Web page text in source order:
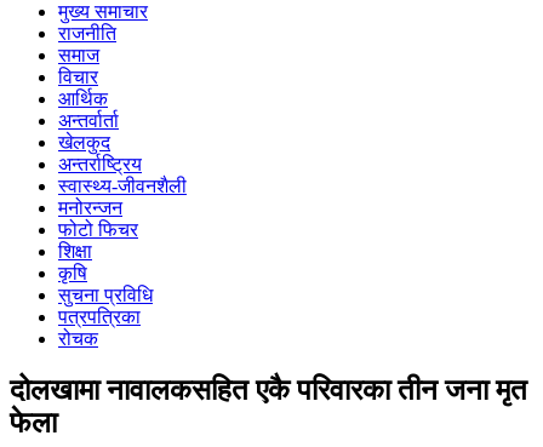
मुख्य समाचार
राजनीति
समाज
विचार
आर्थिक
अन्तर्वार्ता
खेलकुद
अन्तर्राष्ट्रिय
स्वास्थ्य-जीवनशैली
मनोरन्जन
फोटो फिचर
शिक्षा
कृषि
सुचना प्रविधि
पत्रपत्रिका
रोचक
दोलखामा नावालकसहित एकै परिवारका तीन जना मृत
फेला